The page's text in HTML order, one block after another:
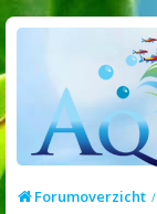
Forumoverzicht